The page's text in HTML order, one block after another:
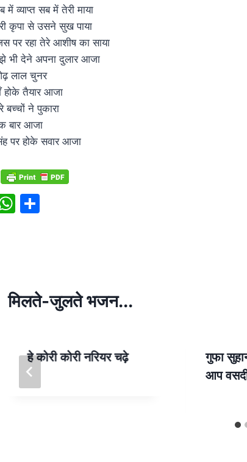
में व्याप्त सब में तेरी माया
कृपा से उसने सुख पाया
पर रहा तेरे आशीष का साया
भी देने अपना दुलार आजा
लाल चुनर
होके तैयार आजा
बच्चों ने पुकारा
बार आजा
पर होके सवार आजा
W
p
S
मिलते-जुलते भजन...
हे कोरी कोरी नरियर चढ़े
गुफा
आप